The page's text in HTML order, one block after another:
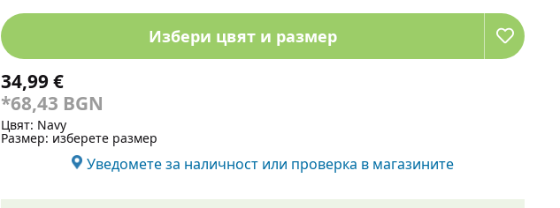
Избери цвят и размер
34,99 €
*68,43 BGN
Цвят: Navy
Размер: изберете размер
Уведомете за наличност или проверка в магазините